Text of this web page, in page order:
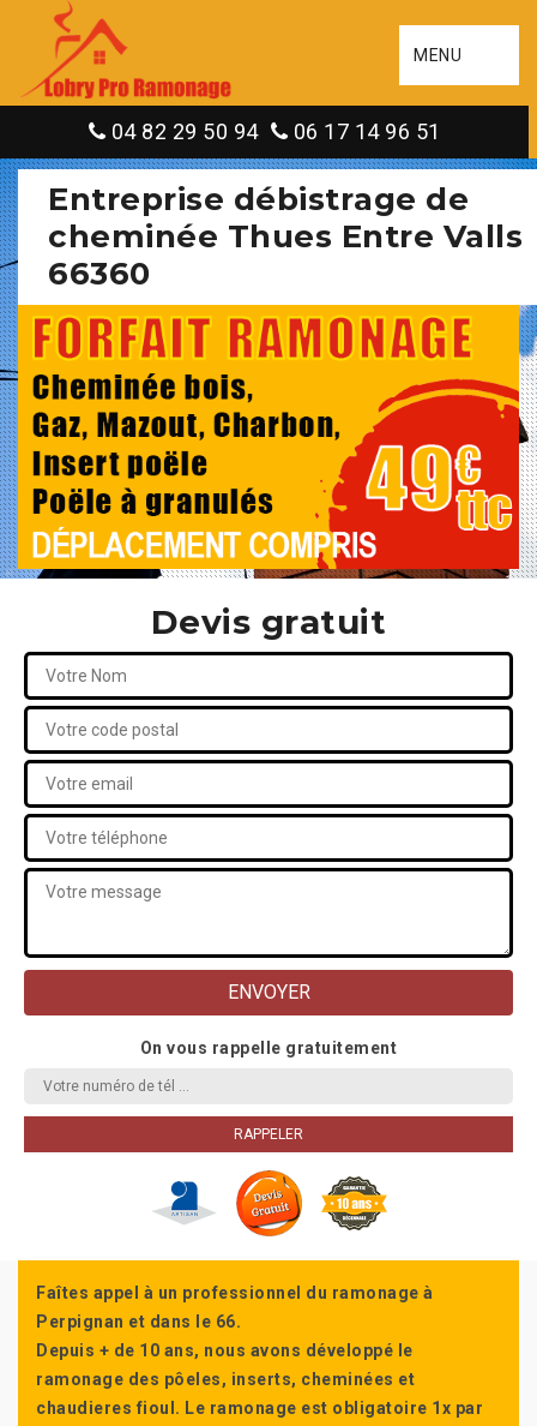
MENU
04 82 29 50 94 06 17 14 96 51
Entreprise débistrage de
cheminée Thues Entre Valls
66360
Devis gratuit
On vous rappelle gratuitement
Faîtes appel à un professionnel du ramonage à
Perpignan et dans le 66.
Depuis + de 10 ans, nous avons développé le
ramonage des pôeles, inserts, cheminées et
chaudieres fioul. Le ramonage est obligatoire 1x par